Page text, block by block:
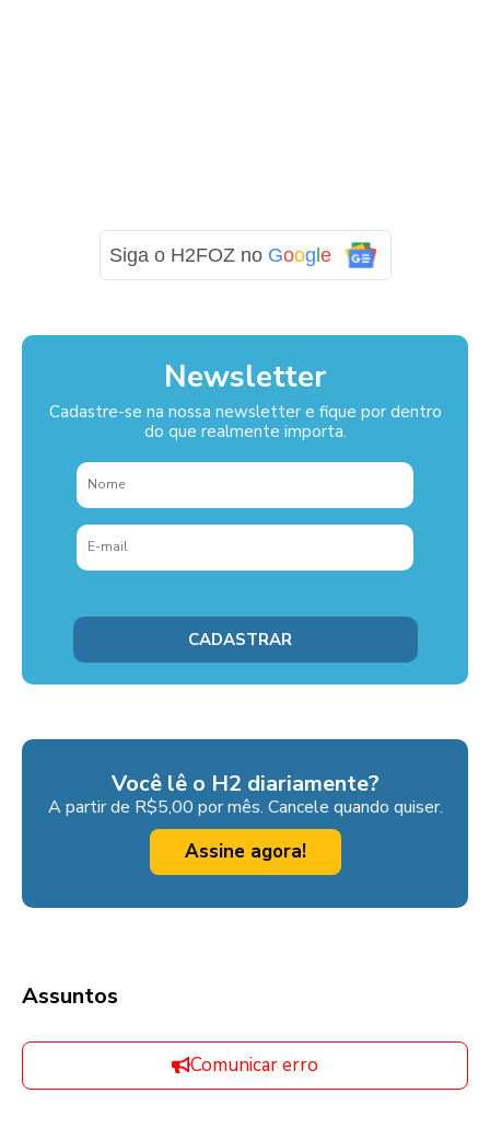
Siga o H2FOZ no Goog e
Newsletter
Cadastre-se na nossa newsletter e fique por dentro
do que realmente importa.
Você lê o H2 diariamente?
A partir de R$5,00 por mês. Cancele quando quiser.
Assine agora!
Assuntos
Comunicar erro